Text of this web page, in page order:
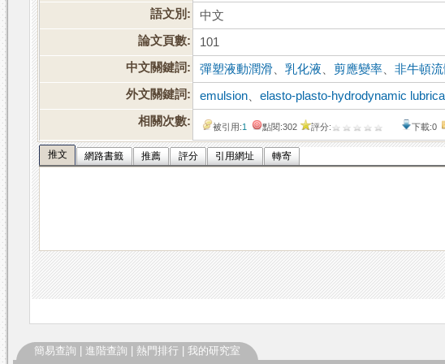
語文別:
中文
論文頁數:
101
中文關鍵詞:
彈塑液動潤滑 、乳化液 、剪應變率 、非牛頓流
外文關鍵詞:
emulsion 、elasto-plasto-hydrodynamic
相關次數:
被引用:1 點閱:302 評分: 下載:0
推文 網路書籤 推薦 評分 引用網址 轉寄
簡易查詢 進階查詢 熱門排行 我的研究室